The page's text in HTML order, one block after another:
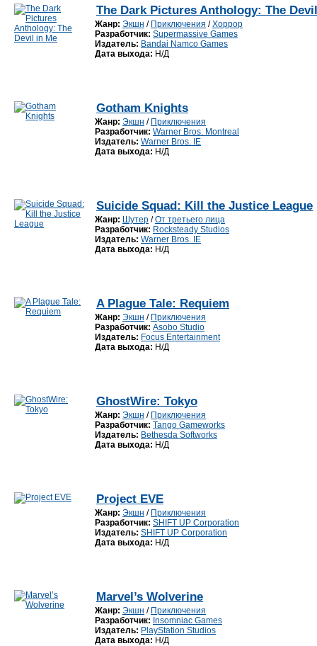
The Dark Pictures Anthology: The
Жанр: Экшн / Приключения /Хоррор
Разработчик: Supermassive Games
Издатель: Bandai Namco Games
Дата выхода: Н/Д
Gotham Knights
Жанр: Экшн / Приключения
Разработчик: Warner Bros. Montreal
Издатель: Warner Bros. IE
Дата выхода: Н/Д
Suicide Squad: Kill the Justice League
Жанр: Шутер /От третьего лица
Разработчик: Rocksteady Studios
Издатель: Warner Bros. IE
Дата выхода: Н/Д
A Plague Tale: Requiem
Жанр: Экшн / Приключения
Разработчик: Asobo Studio
Издатель: Focus Entertainment
Дата выхода: Н/Д
GhostWire: Tokyo
Жанр: Экшн / Приключения
Разработчик: Tango Gameworks
Издатель: Bethesda Softworks
Дата выхода: Н/Д
Project EVE
Жанр: Экшн / Приключения
Разработчик: SHIFT UP Corporation
Издатель: SHIFT UP Corporation
Дата выхода: Н/Д
Marvel’s Wolverine
Жанр: Экшн / Приключения
Разработчик: Insomniac Games
Издатель: PlayStation Studios
Дата выхода: Н/Д